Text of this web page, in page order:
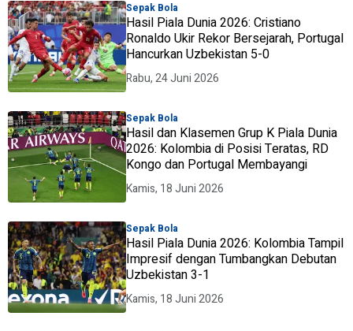
Sepak Bola
Hasil Piala Dunia 2026: Cristiano
Ronaldo Ukir Rekor Bersejarah, Portugal
Hancurkan Uzbekistan 5-0
Rabu, 24 Juni 2026
Sepak Bola
Hasil dan Klasemen Grup K Piala Dunia
2026: Kolombia di Posisi Teratas, RD
Kongo dan Portugal Membayangi
Kamis, 18 Juni 2026
Sepak Bola
Hasil Piala Dunia 2026: Kolombia Tampil
Impresif dengan Tumbangkan Debutan
Uzbekistan 3-1
Kamis, 18 Juni 2026